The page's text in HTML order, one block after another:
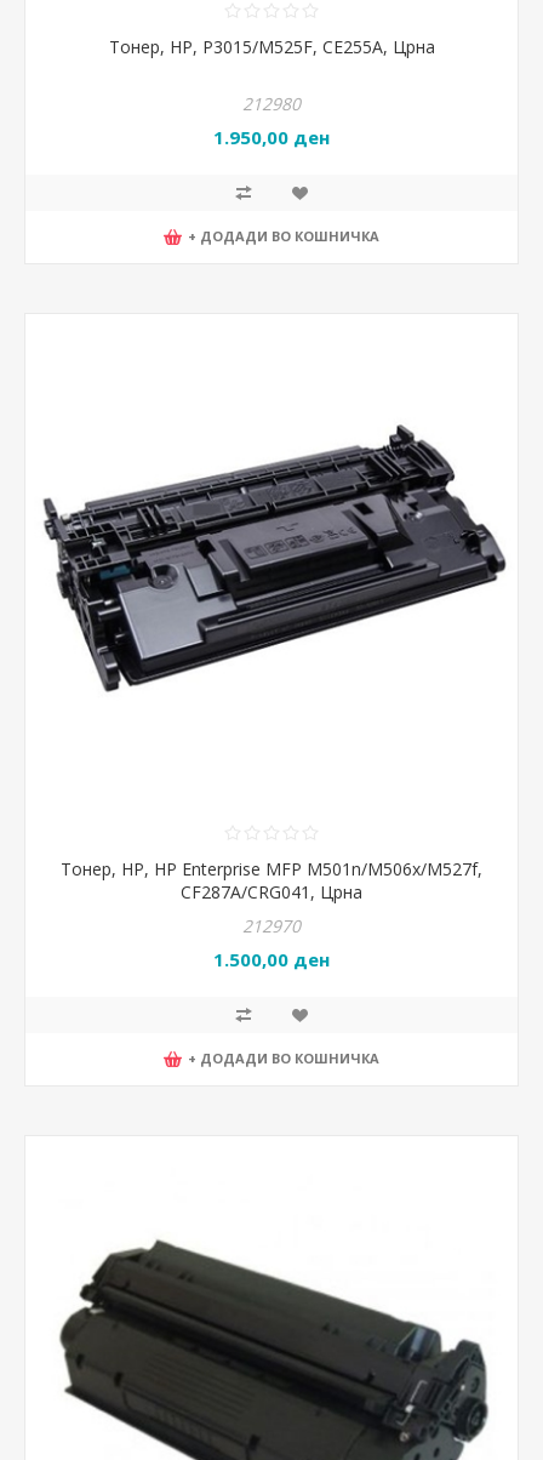
Тонер, HP, P3015/M525F, CE255A, Црна
212980
1.950,00 ден
+ ДОДАДИ ВО КОШНИЧКА
Тонер, HP, HP Enterprise MFP M501n/M506x/M527f,
CF287A/CRG041, Црна
212970
1.500,00 ден
+ ДОДАДИ ВО КОШНИЧКА